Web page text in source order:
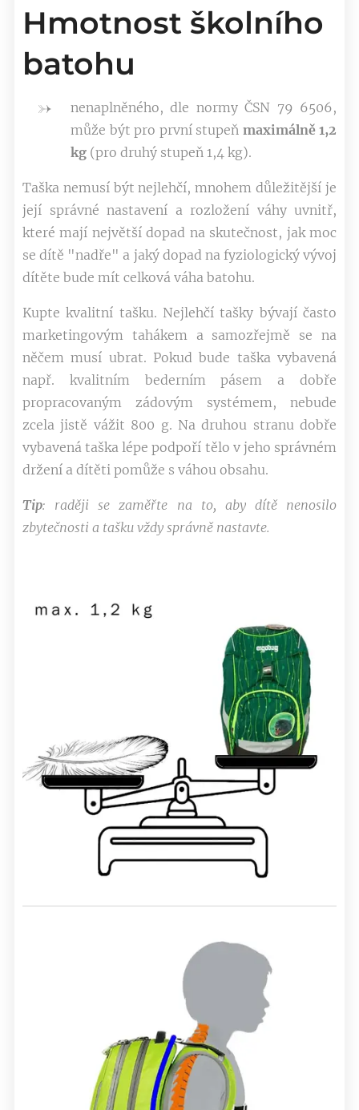
Hmotnost školního
batohu
nenaplněného, dle normy ČSN 79 6506,
může být pro první stupeň maximálně 1,2
kg (pro druhý stupeň 1,4 kg).
Taška nemusí být nejlehčí, mnohem důležitější je
její správné nastavení a rozložení váhy uvnitř,
které mají největší dopad na skutečnost, jak moc
se dítě "nadře" a jaký dopad na fyziologický vývoj
dítěte bude mít celková váha batohu.
Kupte kvalitní tašku. Nejlehčí tašky bývají často
marketingovým tahákem a samozřejmě se na
něčem musí ubrat. Pokud bude taška vybavená
např. kvalitním bederním pásem a dobře
propracovaným zádovým systémem, nebude
zcela jistě vážit 800 g. Na druhou stranu dobře
vybavená taška lépe podpoří tělo v jeho správném
držení a dítěti pomůže s váhou obsahu.
Tip: raději se zaměřte na to, aby dítě nenosilo
zbytečnosti a tašku vždy správně nastavte.